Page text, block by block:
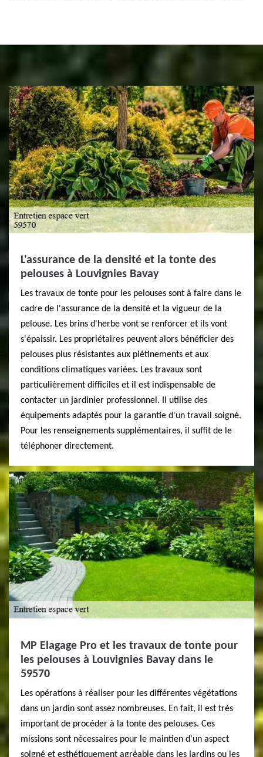
L'assurance de la densité et la tonte des
pelouses à Louvignies Bavay
Les travaux de tonte pour les pelouses sont à faire dans le
cadre de l'assurance de la densité et la vigueur de la
pelouse. Les brins d'herbe vont se renforcer et ils vont
s'épaissir. Les propriétaires peuvent alors bénéficier des
pelouses plus résistantes aux piétinements et aux
conditions climatiques variées. Les travaux sont
particulièrement difficiles et il est indispensable de
contacter un jardinier professionnel. Il utilise des
équipements adaptés pour la garantie d'un travail soigné.
Pour les renseignements supplémentaires, il suffit de le
téléphoner directement.
MP Elagage Pro et les travaux de tonte pour
les pelouses à Louvignies Bavay dans le
59570
Les opérations à réaliser pour les différentes végétations
dans un jardin sont assez nombreuses. En fait, il est très
important de procéder à la tonte des pelouses. Ces
missions sont nécessaires pour le maintien d'un aspect
soigné et esthétiquement agréable dans les jardins ou les